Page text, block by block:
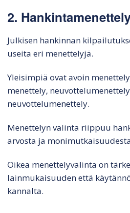
2.
Julkisen hankinnan
useita eri menettelyjä.
Yleisimpiä ovat avoin
menettely,
neuvottelumenettely.
Menettelyn valinta riippuu
arvosta ja
Oikea menettelyvalinta on
lainmukaisuuden että
kannalta.